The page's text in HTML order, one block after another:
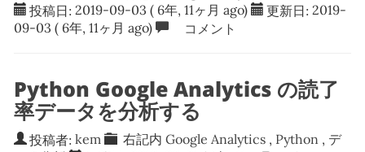
投稿日: 2019-09-03 ( 6年, 11ヶ月 ago) 更新日: 2019-
09-03 ( 6年, 11ヶ月 ago) コメント
Python Google Analytics の読了
率データを分析する
投稿者: kem 右記内Google Analytics , Python , デ